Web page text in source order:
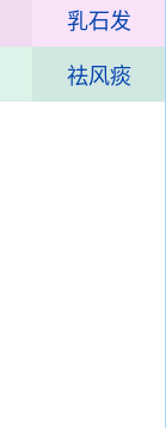
乳石发
祛风痰